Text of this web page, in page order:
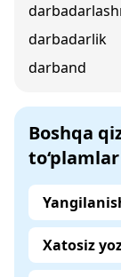
darbadarlik
darband
Boshqa
to‘plamlar
Xatosiz